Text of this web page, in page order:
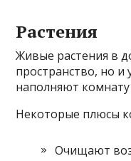
Растения
Живые растения в
пространство, но
наполняют
Некоторые плюсы
Очищают